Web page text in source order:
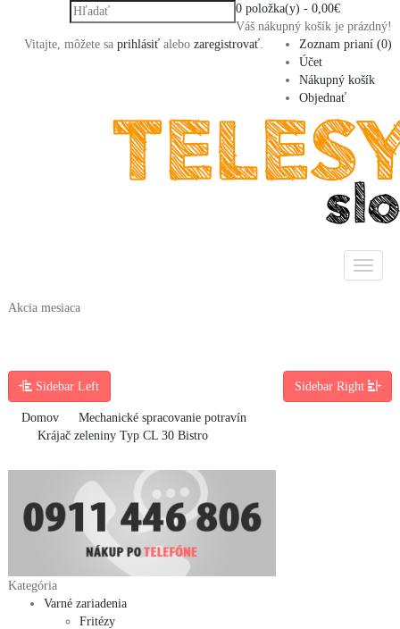
0 položka(y) - 0,00€
Váš nákupný košík je prázdný!
Zoznam prianí (0)
Účet
Nákupný košík
Objednať
Vitajte, môžete sa prihlásiť alebo zaregistrovať.
Akcia mesiaca
Sidebar Left Sidebar Right
Domov
Mechanické spracovanie potravín
Krájač zeleniny Typ CL 30 Bistro
Kategória
Varné zariadenia
Fritézy